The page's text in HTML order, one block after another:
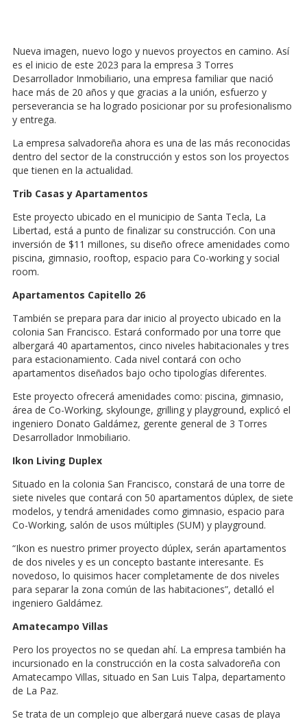
Nueva imagen, nuevo logo y nuevos proyectos en camino. Así
es el inicio de este 2023 para la empresa 3 Torres
Desarrollador Inmobiliario, una empresa familiar que nació
hace más de 20 años y que gracias a la unión, esfuerzo y
perseverancia se ha logrado posicionar por su profesionalismo
y entrega.
La empresa salvadoreña ahora es una de las más reconocidas
dentro del sector de la construcción y estos son los proyectos
que tienen en la actualidad.
Trib Casas y Apartamentos
Este proyecto ubicado en el municipio de Santa Tecla, La
Libertad, está a punto de finalizar su construcción. Con una
inversión de $11 millones, su diseño ofrece amenidades como
piscina, gimnasio, rooftop, espacio para Co-working y social
room.
Apartamentos Capitello 26
También se prepara para dar inicio al proyecto ubicado en la
colonia San Francisco. Estará conformado por una torre que
albergará 40 apartamentos, cinco niveles habitacionales y tres
para estacionamiento. Cada nivel contará con ocho
apartamentos diseñados bajo ocho tipologías diferentes.
Este proyecto ofrecerá amenidades como: piscina, gimnasio,
área de Co-Working, skylounge, grilling y playground, explicó el
ingeniero Donato Galdámez, gerente general de 3 Torres
Desarrollador Inmobiliario.
Ikon Living Duplex
Situado en la colonia San Francisco, constará de una torre de
siete niveles que contará con 50 apartamentos dúplex, de siete
modelos, y tendrá amenidades como gimnasio, espacio para
Co-Working, salón de usos múltiples (SUM) y playground.
“Ikon es nuestro primer proyecto dúplex, serán apartamentos
de dos niveles y es un concepto bastante interesante. Es
novedoso, lo quisimos hacer completamente de dos niveles
para separar la zona común de las habitaciones”, detalló el
ingeniero Galdámez.
Amatecampo Villas
Pero los proyectos no se quedan ahí. La empresa también ha
incursionado en la construcción en la costa salvadoreña con
Amatecampo Villas, situado en San Luis Talpa, departamento
de La Paz.
Se trata de un complejo que albergará nueve casas de playa